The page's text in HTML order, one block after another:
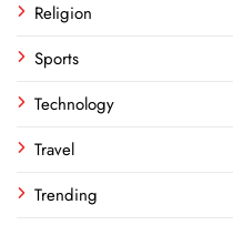
Religion
Sports
Technology
Travel
Trending